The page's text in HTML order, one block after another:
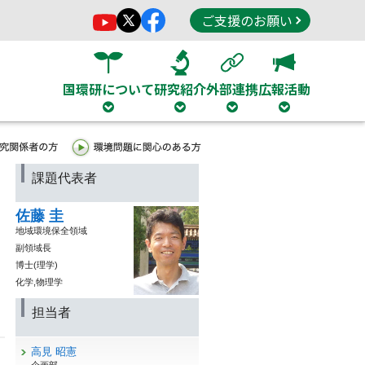
ご支援のお願い
国環研について研究紹介外部連携広報活動
課題代表者
佐藤 圭
地域環境保全領域
副領域長
博士(理学)
化学,物理学
担当者
高見 昭憲